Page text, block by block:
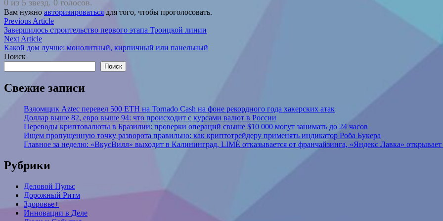
0 из 5 звезд. 0 голосов.
Вам нужно авторизироваться для того, чтобы проголосовать.
Навигация
по
записям
Previous ArticlePrevious
article:
Завершилось строительство первого этапа Троицкой линии
Next ArticleNext
article:
Какой дом лучше: монолитный, кирпичный или панельный
Поиск
Поиск
Свежие записи
Взломщик Aztec перевел 500 ETH на Tornado Cash на фоне рекордного года хакерских атак
Доллар выше 82, евро выше 94: что происходит с курсами валют в России
Переводы криптовалюты в Бразилии: проверки операций свыше $10 000 могут занимать до 24 часов
Ищем пропущенную точку разворота правильно: как криптотрейдеру применять индикатор Роба Букера
Главное за неделю: «ВкусВилл» выходит в Калининград, LIMÉ отказывается от франчайзинга, «Яндекс Лавка» открывает
Рубрики
Деловой Пульс
Дорожный Ритм
Здоровье+
Инновации в Деле